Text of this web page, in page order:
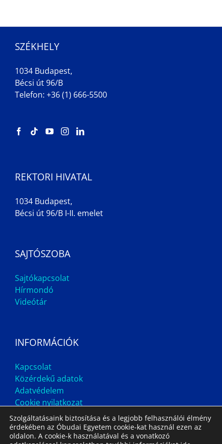
SZÉKHELY
1034 Budapest,
Bécsi út 96/B
Telefon: +36 (1) 666-5500
REKTORI HIVATAL
1034 Budapest,
Bécsi út 96/B I-II. emelet
SAJTÓSZOBA
Sajtókapcsolat
Hírmondó
Videótár
INFORMÁCIÓK
Kapcsolat
Közérdekű adatok
Adatvédelem
Cookie nyilatkozat
Szolgáltatásaink biztosítása és a legjobb felhasználói élmény
érdekében az Óbudai Egyetem cookie-kat használ ezen az
oldalon. A cookie-k használatával és a vonatkozó